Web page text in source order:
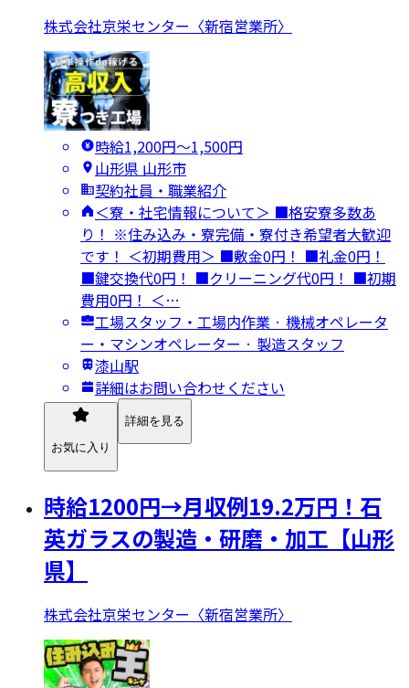
株式会社京栄センター〈新宿営業所〉
時給1,200円〜1,500円
山形県 山形市
契約社員・職業紹介
＜寮・社宅情報について＞ ■格安寮多数あ
り！ ※住み込み・寮完備・寮付き希望者大歓迎
です！ ＜初期費用＞ ■敷金0円！ ■礼金0円！
■鍵交換代0円！ ■クリーニング代0円！ ■初期
費用0円！ ＜…
工場スタッフ・工場内作業 · 機械オペレータ
ー・マシンオペレーター · 製造スタッフ
漆山駅
詳細はお問い合わせください
お気に入り
詳細を見る
時給1200円→月収例19.2万円！石
英ガラスの製造・研磨・加工【山形
県】
株式会社京栄センター〈新宿営業所〉